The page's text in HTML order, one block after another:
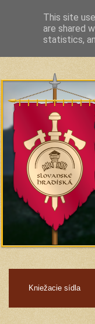
Slavic Hillforts and
Kniežacie sídla
This site
are shared
statistics,